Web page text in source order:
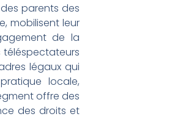
parents des
mobilisent leur
de la
téléspectateurs
légaux qui
locale,
offre des
des droits et